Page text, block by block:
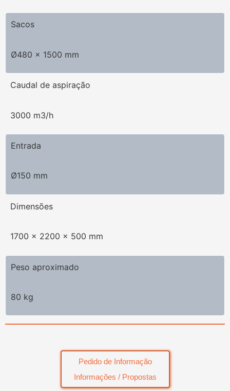
Sacos
Ø480 x 1500 mm
Caudal de aspiração
3000 m3/h
Entrada
Ø150 mm
Dimensões
1700 x 2200 x 500 mm
Peso aproximado
80 kg
Pedido de Informação
Informações / Propostas